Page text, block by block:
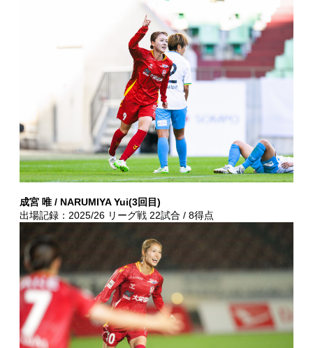
成宮 唯 / NARUMIYA Yui(3回目)
出場記録：2025/26 リーグ戦 22試合 / 8得点